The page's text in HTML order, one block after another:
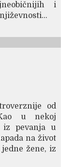
i
od
u nekoj
iz pevanja u
na život
žene, iz